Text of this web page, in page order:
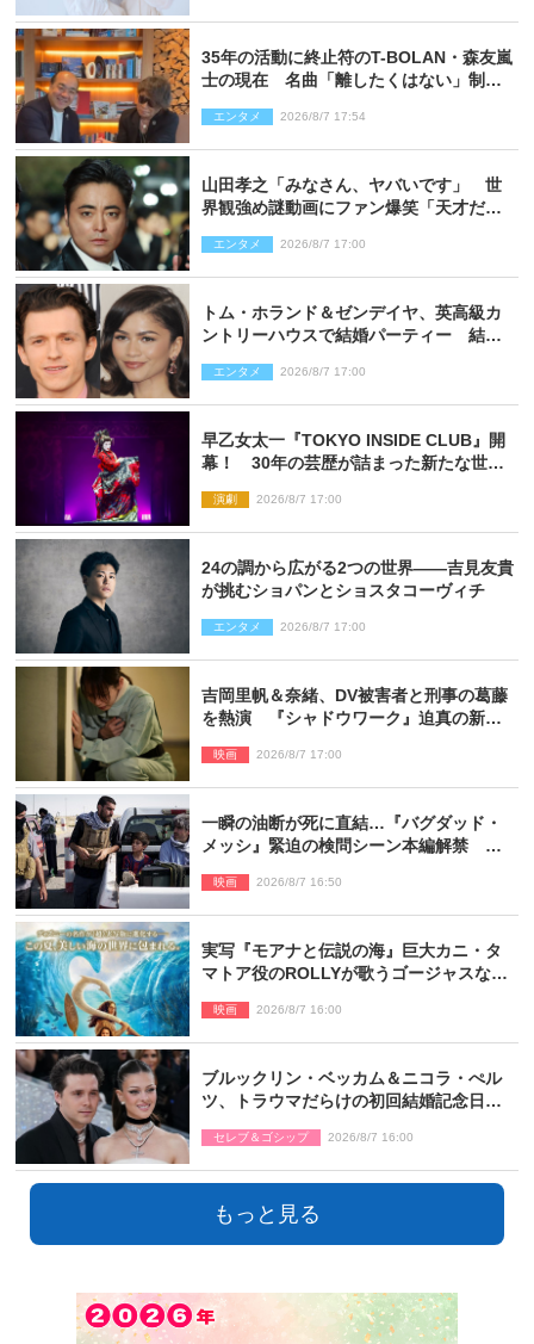
35年の活動に終止符のT-BOLAN・森友嵐
士の現在 名曲「離したくはない」制作
エンタメ 2026/8/7 17:54
山田孝之「みなさん、ヤバいです」 世
界観強め謎動画にファン爆笑「天才だ
エンタメ 2026/8/7 17:00
トム・ホランド＆ゼンデイヤ、英高級カ
ントリーハウスで結婚パーティー 結婚
エンタメ 2026/8/7 17:00
早乙女太一『TOKYO INSIDE CLUB』開
幕！ 30年の芸歴が詰まった新たな世界
演劇 2026/8/7 17:00
24の調から広がる2つの世界――吉見友貴
が挑むショパンとショスタコーヴィチ
エンタメ 2026/8/7 17:00
吉岡里帆＆奈緒、DV被害者と刑事の葛藤
を熱演 『シャドウワーク』迫真の新場
映画 2026/8/7 17:00
一瞬の油断が死に直結…『バグダッド・
メッシ』緊迫の検問シーン本編解禁 監
映画 2026/8/7 16:50
実写『モアナと伝説の海』巨大カニ・タ
マトア役のROLLYが歌うゴージャスな劇
映画 2026/8/7 16:00
ブルックリン・ベッカム＆ニコラ・ぺル
ツ、トラウマだらけの初回結婚記念日は
セレブ＆ゴシップ 2026/8/7 16:00
もっと見る